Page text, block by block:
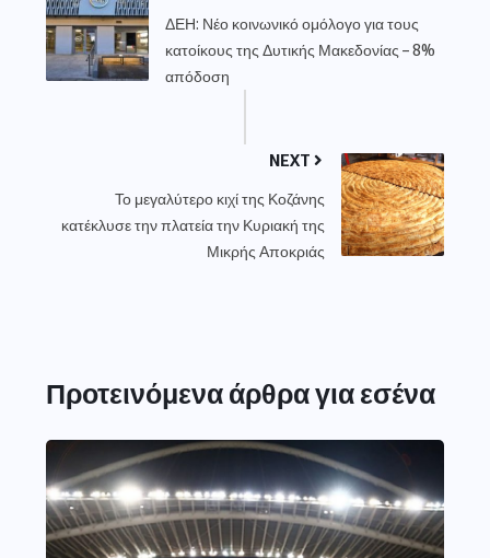
ΔΕΗ: Νέο κοινωνικό ομόλογο για τους
κατοίκους της Δυτικής Μακεδονίας – 8%
απόδοση
NEXT
Το μεγαλύτερο κιχί της Κοζάνης
κατέκλυσε την πλατεία την Κυριακή της
Μικρής Αποκριάς
Προτεινόμενα άρθρα για εσένα